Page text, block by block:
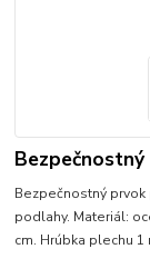
Bezpečnostný
podlahy. Materiál:
cm. Hrúbka plechu 1